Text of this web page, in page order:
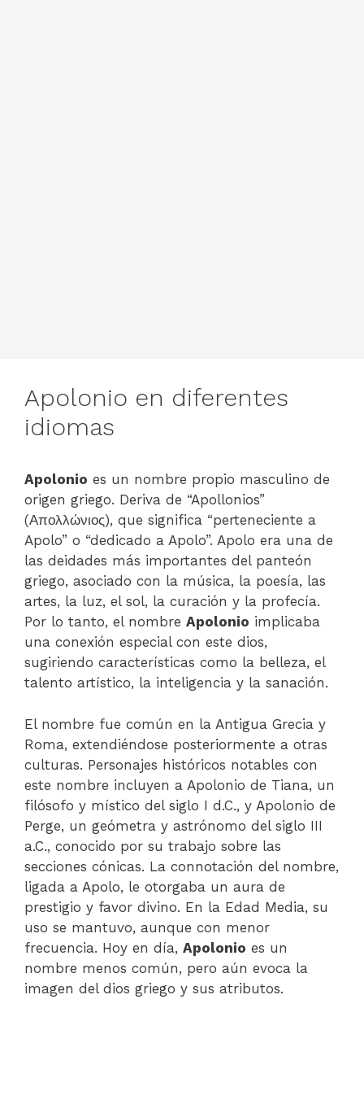
Apolonio en diferentes
idiomas
Apolonio es un nombre propio masculino de
origen griego. Deriva de “Apollonios”
(Απολλώνιος), que significa “perteneciente a
Apolo” o “dedicado a Apolo”. Apolo era una de
las deidades más importantes del panteón
griego, asociado con la música, la poesía, las
artes, la luz, el sol, la curación y la profecía.
Por lo tanto, el nombre Apolonio implicaba
una conexión especial con este dios,
sugiriendo características como la belleza, el
talento artístico, la inteligencia y la sanación.
El nombre fue común en la Antigua Grecia y
Roma, extendiéndose posteriormente a otras
culturas. Personajes históricos notables con
este nombre incluyen a Apolonio de Tiana, un
filósofo y místico del siglo I d.C., y Apolonio de
Perge, un geómetra y astrónomo del siglo III
a.C., conocido por su trabajo sobre las
secciones cónicas. La connotación del nombre,
ligada a Apolo, le otorgaba un aura de
prestigio y favor divino. En la Edad Media, su
uso se mantuvo, aunque con menor
frecuencia. Hoy en día, Apolonio es un
nombre menos común, pero aún evoca la
imagen del dios griego y sus atributos.